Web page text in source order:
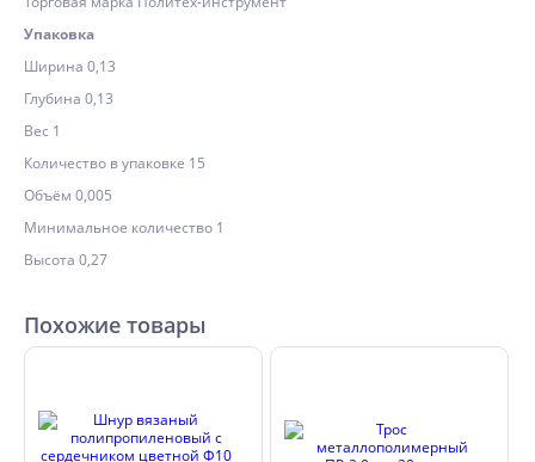
Упаковка
Ширина 0,13
Глубина 0,13
Вес 1
Количество в упаковке 15
Объём 0,005
Минимальное количество 1
Высота 0,27
Похожие товары